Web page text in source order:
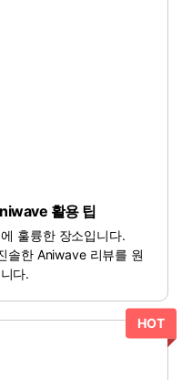
활용 팁
훌륭한 장소입니다.
솔한 Aniwave 리뷰를 원
다.
HOT